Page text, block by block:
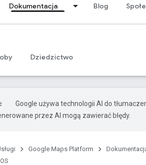
Dokumentacja Blog
Dziedzictwo
Google używa technologii AI do
przez AI mogą zawierać błędy.
Google Maps Platform